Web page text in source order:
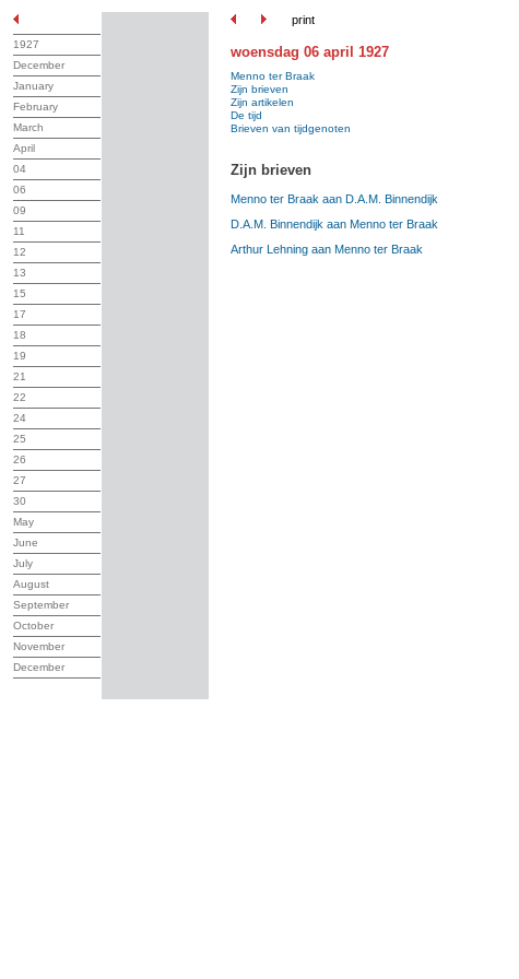
print
1927
December
January
February
March
April
04
06
09
11
12
13
15
17
18
19
21
22
24
25
26
27
30
May
June
July
August
September
October
November
December
woensdag 06 april 1927
Menno ter Braak
Zijn brieven
Zijn artikelen
De tijd
Brieven van tijdgenoten
Zijn brieven
Menno ter Braak aan D.A.M. Binnendijk
D.A.M. Binnendijk aan Menno ter Braak
Arthur Lehning aan Menno ter Braak